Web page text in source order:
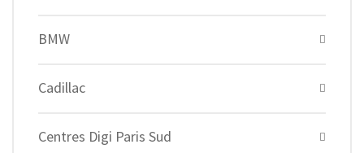
BMW
Cadillac
Centres Digi Paris Sud